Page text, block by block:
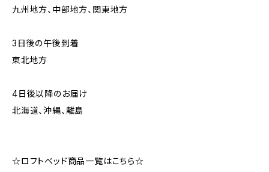
九州地方、中部地方、関東地方
3日後の午後到着
東北地方
4日後以降のお届け
北海道、沖縄、離島
☆ロフトベッド商品一覧はこちら☆